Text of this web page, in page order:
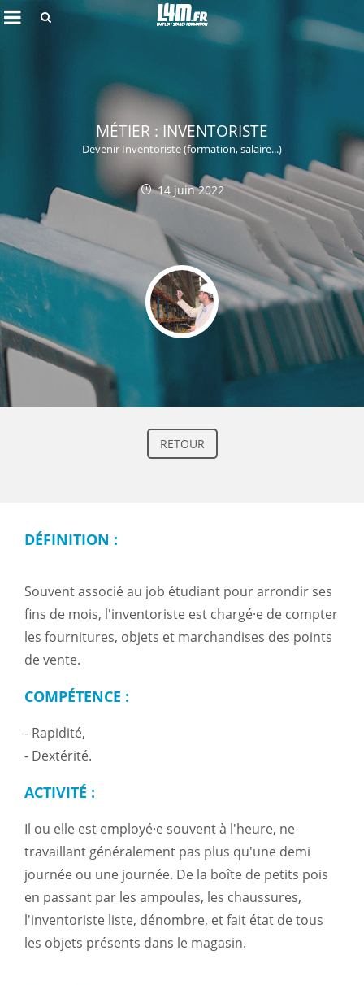
Annuler
RETOUR
MÉTIER : INVENTORISTE
Devenir Inventoriste (formation, salaire...)
14 juin 2022
DÉFINITION :
Souvent associé au job étudiant pour arrondir ses
fins de mois, l'inventoriste est chargé·e de compter
les fournitures, objets et marchandises des points
de vente.
COMPÉTENCE :
- Rapidité,
- Dextérité.
ACTIVITÉ :
Il ou elle est employé·e souvent à l'heure, ne
travaillant généralement pas plus qu'une demi
journée ou une journée. De la boîte de petits pois
en passant par les ampoules, les chaussures,
l'inventoriste liste, dénombre, et fait état de tous
les objets présents dans le magasin.